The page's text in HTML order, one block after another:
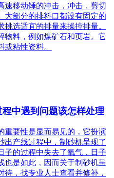
速移动锤的冲击，冲击，剪切
大部分的排料口都设有固定的
选适宜的排量来操控排量。
物料，例如煤矿石和页岩。它
粘性资料。
中遇到问题该怎样处理
重要性是显而易见的，它扮演
出产线过程中，制砂机呈现了
子的过程中失去了氧气，日子
也是如此，因而关于制砂机呈
待，找专业人士查看并修补，